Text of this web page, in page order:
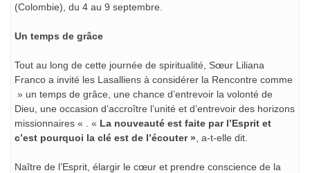
(Colombie), du 4 au 9 septembre.
Un temps de grâce
Tout au long de cette journée de spiritualité, Sœur Liliana
Franco a invité les Lasalliens à considérer la Rencontre comme
» un temps de grâce, une chance d’entrevoir la volonté de
Dieu, une occasion d’accroître l’unité et d’entrevoir des horizons
missionnaires « . « La nouveauté est faite par l’Esprit et
c’est pourquoi la clé est de l’écouter » , a-t-elle dit.
Naître de l’Esprit, élargir le cœur et prendre conscience de la